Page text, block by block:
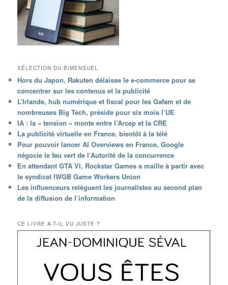
SÉLECTION DU BIMENSUEL
Hors du Japon, Rakuten délaisse le e-commerce pour se
concentrer sur les contenus et la publicité
L’Irlande, hub numérique et fiscal pour les Gafam et de
nombreuses Big Tech, préside pour six mois l’UE
IA : la « tension » monte entre l’Arcep et la CRE
La publicité virtuelle en France, bientôt à la télé
Pour pouvoir lancer AI Overviews en France, Google
négocie le feu vert de l’Autorité de la concurrence
En attendant GTA VI, Rockstar Games a maille à partir avec
le syndicat IWGB Game Workers Union
Les influenceurs relèguent les journalistes au second plan
de la diffusion de l’information
CE LIVRE A-T-IL VU JUSTE ?